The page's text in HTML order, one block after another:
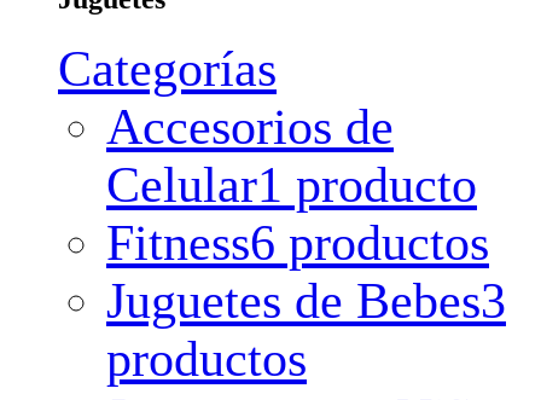
Categorías
Accesorios de
Celular1 producto
Fitness6 productos
Juguetes de Bebes3
productos